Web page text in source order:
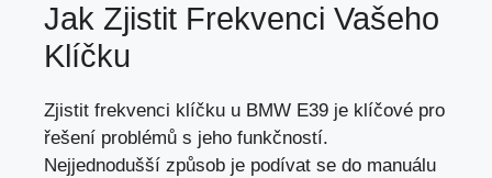
Jak Zjistit Frekvenci Vašeho
Klíčku
Zjistit frekvenci klíčku u BMW E39 je klíčové pro
řešení problémů s jeho funkčností.
Nejjednodušší způsob je podívat se do manuálu